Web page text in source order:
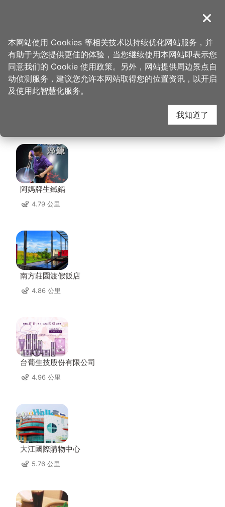
導覽
首页 > 想去的地方 > 美食、购物 > 大玮叔叔手作大福专卖店
大玮叔叔手作大福专卖
店 周边店家
阿媽牌生鐵鍋
4.79 公里
南方莊園渡假飯店
4.86 公里
台葡生技股份有限公司
4.96 公里
大江國際購物中心
5.76 公里
关闭
本网站使用 Cookies 等相关技术以持续优化网站服务，并
有助于为您提供更佳的体验，当您继续使用本网站即表示您
同意我们的 Cookie 使用政策。另外，网站提供周边景点自
动侦测服务，建议您允许本网站取得您的位置资讯，以开启
及使用此智慧化服务。
我知道了